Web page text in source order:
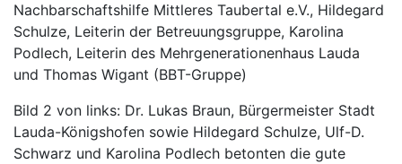
Nachbarschaftshilfe Mittleres Taubertal e.V., Hildegard
Schulze, Leiterin der Betreuungsgruppe, Karolina
Podlech, Leiterin des Mehrgenerationenhaus Lauda
und Thomas Wigant (BBT-Gruppe)
Bild 2 von links: Dr. Lukas Braun, Bürgermeister Stadt
Lauda-Königshofen sowie Hildegard Schulze, Ulf-D.
Schwarz und Karolina Podlech betonten die gute